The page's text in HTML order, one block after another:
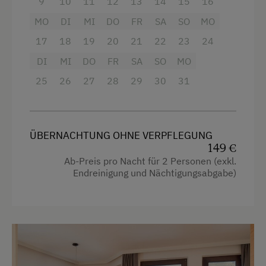
Radfahren
Downhill
Mountainbike
E-Bike-Verleih
Bäuerliches Handwerk
Bus zur Skipiste
Kaffeemaschine
Safe
Aussicht auf eine Berglandschaft
Reinigungsausstattung im Hotel
Seeblick
Toilette
Tisch mit Lampe
MO
17
DI
18
MI
19
DO
20
FR
21
SA
22
SO
23
MO
24
DI
25
MI
26
DO
27
FR
28
SA
29
SO
30
MO
31
ÜBERNACHTUNG OHNE VERPFLEGUNG
149 €
Ab-Preis pro Nacht für 2 Personen (exkl.
Endreinigung und Nächtigungsabgabe)